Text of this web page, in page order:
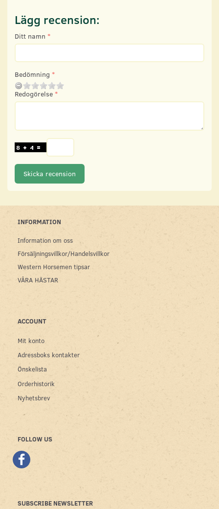
Lägg recension:
Ditt namn
Bedömning
Redogörelse
Skicka recension
INFORMATION
Information om oss
Försäljningsvillkor/Handelsvillkor
Western Horsemen tipsar
VÅRA HÄSTAR
ACCOUNT
Mit konto
Adressboks kontakter
Önskelista
Orderhistorik
Nyhetsbrev
FOLLOW US
SUBSCRIBE NEWSLETTER